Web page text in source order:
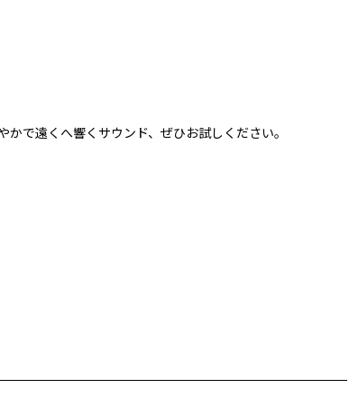
で遠くへ響くサウンド、ぜひお試しください。